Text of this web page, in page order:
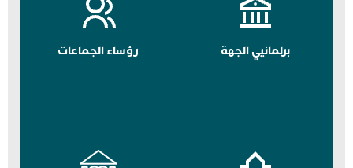
برلمانيي الجهة رؤساء الجماعات